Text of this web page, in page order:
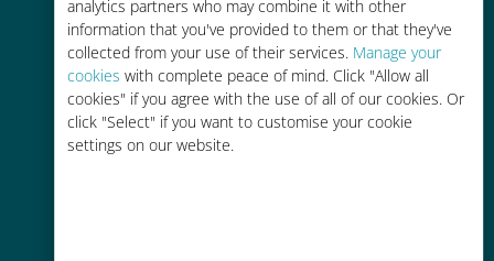
analytics partners who may combine it with other
information that you've provided to them or that they've
collected from your use of their services. Manage your
cookies with complete peace of mind. Click "Allow all
cookies" if you agree with the use of all of our cookies. Or
click "Select" if you want to customise your cookie
settings on our website.
Fino al 90% in meno rispetto alle
tariffe di roaming con il vostro
operatore attuale